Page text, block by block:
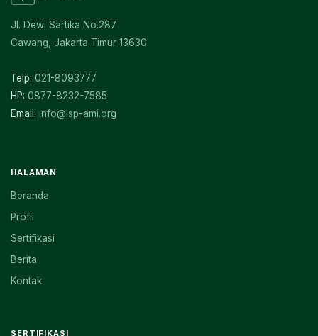
Jl. Dewi Sartika No.287
Cawang, Jakarta Timur 13630
Telp: 021-8093777
HP: 0877-8232-7585
Email: info@lsp-ami.org
HALAMAN
Beranda
Profil
Sertifikasi
Berita
Kontak
SERTIFIKASI